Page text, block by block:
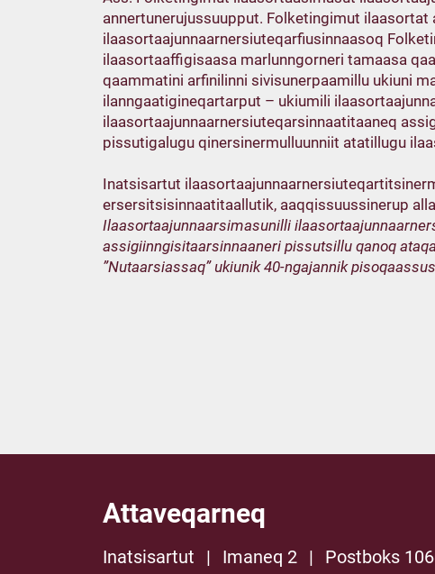
annertunerujussuupput. Folketingimut
ilaasortaajunnaarnersiuteqarfiusinnaasoq
ilaasortaaffigisaasa marlunngorneri tamaasa
qaammatini arfinilinni sivisunerpaamillu ukiuni
ilanngaatigineqartarput – ukiumili
ilaasortaajunnaarnersiuteqarsinnaatitaaneq
pissutigalugu qinersinermulluunniit atatillugu
Inatsisartut
ersersitsisinnaatitaallutik, aaqqissuussinerup
Ilaasortaajunnaarsimasunilli
assigiinngisitaarsinnaaneri pissutsillu qanoq
”Nutaarsiassaq” ukiunik 40-ngajannik
Attaveqarneq
Inatsisartut | Imaneq 2 | Postboks